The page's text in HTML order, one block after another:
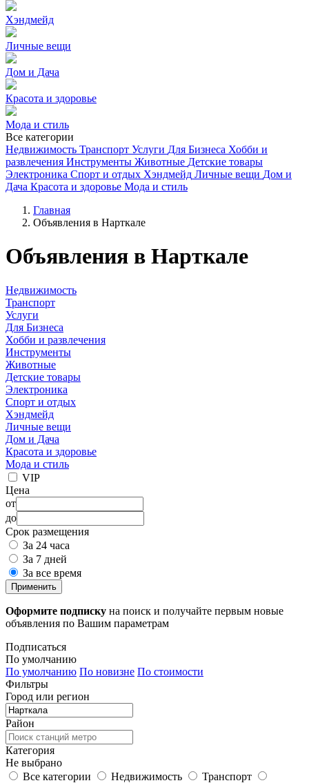
Хэндмейд
Личные вещи
Дом и Дача
Красота и здоровье
Мода и стиль
Все категории
Недвижимость Транспорт Услуги Для Бизнеса Хобби и
развлечения Инструменты Животные Детские товары
Электроника Спорт и отдых Хэндмейд Личные вещи Дом и
Дача Красота и здоровье Мода и стиль
Главная
Объявления в Нарткале
Объявления в Нарткале
Недвижимость
Транспорт
Услуги
Для Бизнеса
Хобби и развлечения
Инструменты
Животные
Детские товары
Электроника
Спорт и отдых
Хэндмейд
Личные вещи
Дом и Дача
Красота и здоровье
Мода и стиль
VIP
Цена
от
до
Срок размещения
За 24 часа
За 7 дней
За все время
Применить
Оформите подписку на поиск и получайте первым новые
объявления по Вашим параметрам
Подписаться
По умолчанию
По умолчанию По новизне По стоимости
Фильтры
Город или регион
Район
Категория
Не выбрано
Все категории
Недвижимость
Транспорт